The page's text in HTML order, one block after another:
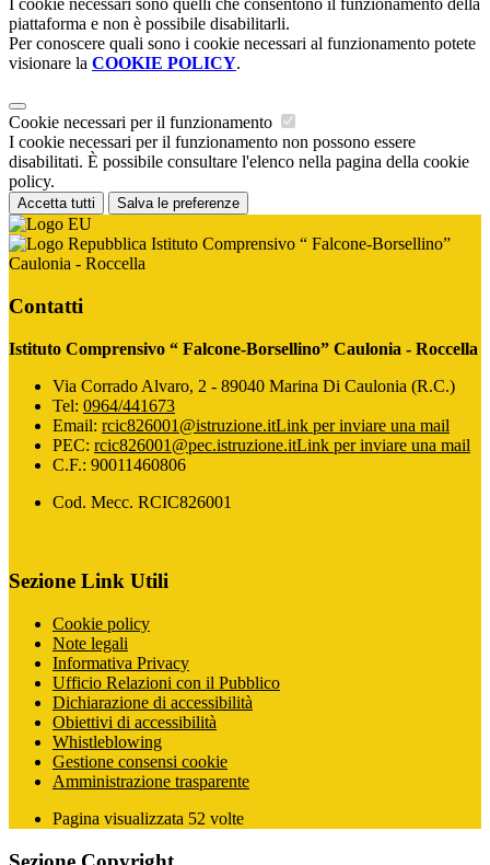
I cookie necessari sono quelli che consentono il funzionamento della
piattaforma e non è possibile disabilitarli.
Per conoscere quali sono i cookie necessari al funzionamento potete
visionare la COOKIE POLICY.
Cookie necessari per il funzionamento
I cookie necessari per il funzionamento non possono essere
disabilitati. È possibile consultare l'elenco nella pagina della cookie
policy.
Accetta tutti Salva le preferenze
Istituto Comprensivo “ Falcone-Borsellino”
Caulonia - Roccella
Contatti
Istituto Comprensivo “ Falcone-Borsellino” Caulonia - Roccella
Via Corrado Alvaro, 2 - 89040 Marina Di Caulonia (R.C.)
Tel: 0964/441673
Email: rcic826001@istruzione.itLink per inviare una mail
PEC: rcic826001@pec.istruzione.itLink per inviare una mail
C.F.: 90011460806
Cod. Mecc. RCIC826001
Sezione Link Utili
Cookie policy
Note legali
Informativa Privacy
Ufficio Relazioni con il Pubblico
Dichiarazione di accessibilità
Obiettivi di accessibilità
Whistleblowing
Gestione consensi cookie
Amministrazione trasparente
Pagina visualizzata 52 volte